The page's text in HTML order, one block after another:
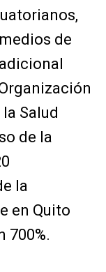
de
Salud
de la
la
en Quito
700%.